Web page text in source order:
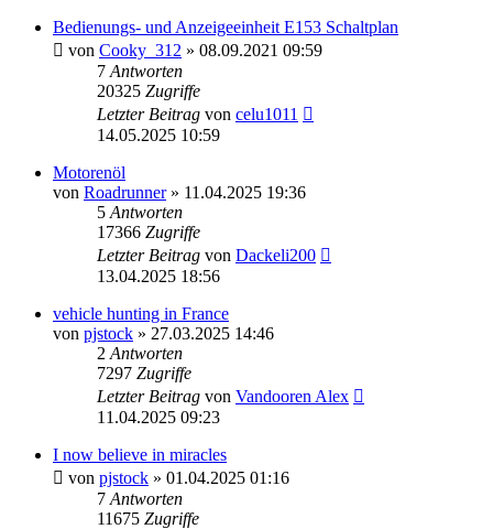
Bedienungs- und Anzeigeeinheit E153 Schaltplan
von Cooky_312 » 08.09.2021 09:59
7 Antworten
20325 Zugriffe
Letzter Beitrag von celu1011
14.05.2025 10:59
Motorenöl
von Roadrunner» 11.04.2025 19:36
5 Antworten
17366 Zugriffe
Letzter Beitrag von Dackeli200
13.04.2025 18:56
vehicle hunting in France
von pjstock » 27.03.2025 14:46
2 Antworten
7297 Zugriffe
Letzter Beitrag von Vandooren Alex
11.04.2025 09:23
I now believe in miracles
von pjstock » 01.04.2025 01:16
7 Antworten
11675 Zugriffe